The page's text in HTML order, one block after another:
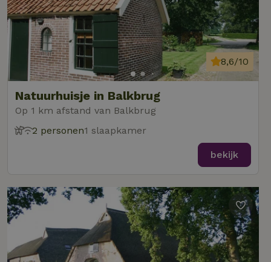
Natuurhuisje in Balkbrug
Op 1 km afstand van Balkbrug
8,6/10
2 personen1 slaapkamer
bekijk